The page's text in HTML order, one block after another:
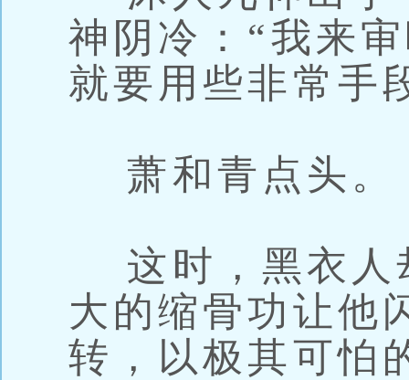
神阴冷：“我来
就要用些非常手
萧和青点头。
这时，黑衣人
大的缩骨功让他
转，以极其可怕